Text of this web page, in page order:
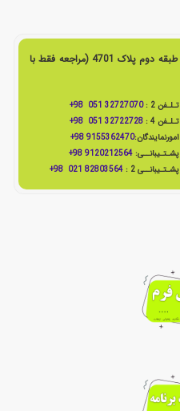
مشهد، بزرگراه بابانظر - بازار بزرگ ملل - طبقه دوم پلاک 4701 (مراجعه فقط با
تـلـفن 2 :
32727070 051 98+
تـلـفن 4 :
32722728 051 98+
امورنمایندگان:9155362470 98+
پشـتـیبانــی: 9120212564 98+
پشـتـیبانــی 2 : 82803564 021 98+